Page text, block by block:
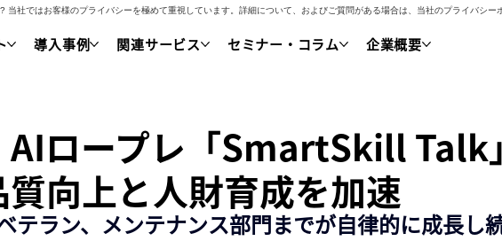
導入事例 関連サービス セミナー・コラム 企業概要
AIロープレ「SmartSkill Talk
向上と人財育成を加速
テラン、メンテナンス部門までが自律的に成長し
社ではお客様のプライバシーを極めて重視しています。詳細について、およびご質問がある場合は、当社のプライバシー